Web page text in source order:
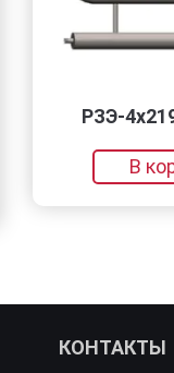
РЗЭ-4x219x5.0-
В корзину
КОНТАКТЫ